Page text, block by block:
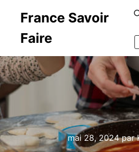
France Savoir
Faire
mai 28, 2024par